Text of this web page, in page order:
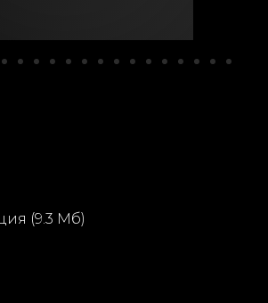
(9.3 Мб)